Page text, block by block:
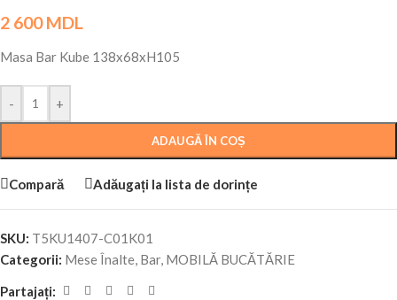
2 600MDL
Masa Bar Kube 138x68xH105
- +
ADAUGĂ ÎN COȘ
Compară Adăugați la lista de dorințe
SKU: T5KU1407-C01K01
Categorii: Mese Înalte, Bar, MOBILĂ BUCĂTĂRIE
Partajați: